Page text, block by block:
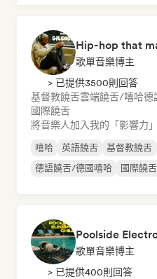
Hip-hop that
歌單音樂博主
> 已提供3500則回答
基督教饒舌雲端饒舌/嘻哈德
國際饒舌
將音樂人加入我的「影響力
嘻哈 英語饒舌 基督教饒舌
德語饒舌/德國嘻哈
國際饒舌
Poolside
歌單音樂博主
> 已提供400則回答